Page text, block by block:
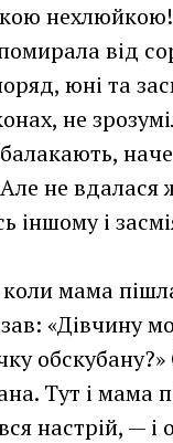
від
юні та
не
не вдалася
іншому і
мама
«Дівчину
Тут і мама
настрій, —